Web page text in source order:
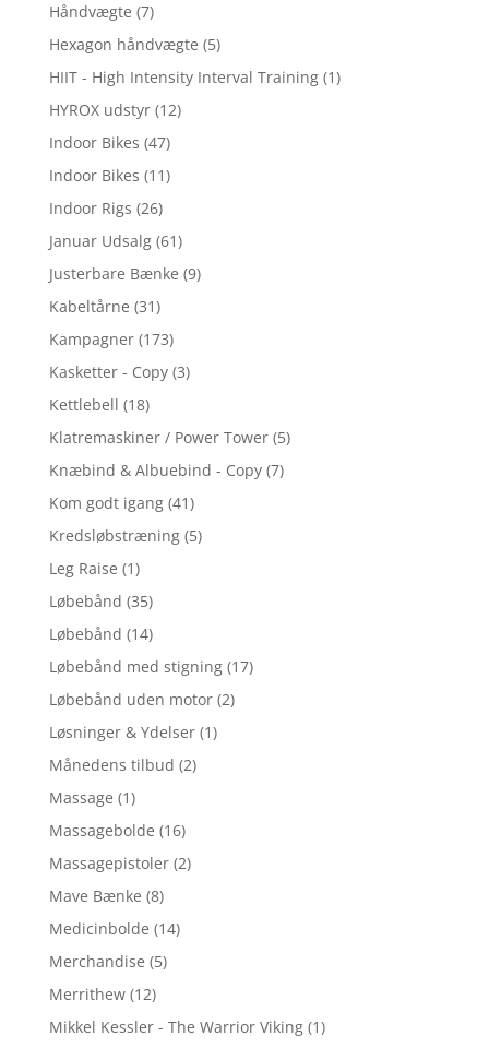
Håndvægte (7)
Hexagon håndvægte (5)
HIIT - High Intensity Interval Training (1)
HYROX udstyr (12)
Indoor Bikes (47)
Indoor Bikes (11)
Indoor Rigs (26)
Januar Udsalg (61)
Justerbare Bænke (9)
Kabeltårne (31)
Kampagner (173)
Kasketter - Copy (3)
Kettlebell (18)
Klatremaskiner / Power Tower (5)
Knæbind & Albuebind - Copy (7)
Kom godt igang (41)
Kredsløbstræning (5)
Leg Raise (1)
Løbebånd (35)
Løbebånd (14)
Løbebånd med stigning (17)
Løbebånd uden motor (2)
Løsninger & Ydelser (1)
Månedens tilbud (2)
Massage (1)
Massagebolde (16)
Massagepistoler (2)
Mave Bænke (8)
Medicinbolde (14)
Merchandise (5)
Merrithew (12)
Mikkel Kessler - The Warrior Viking (1)